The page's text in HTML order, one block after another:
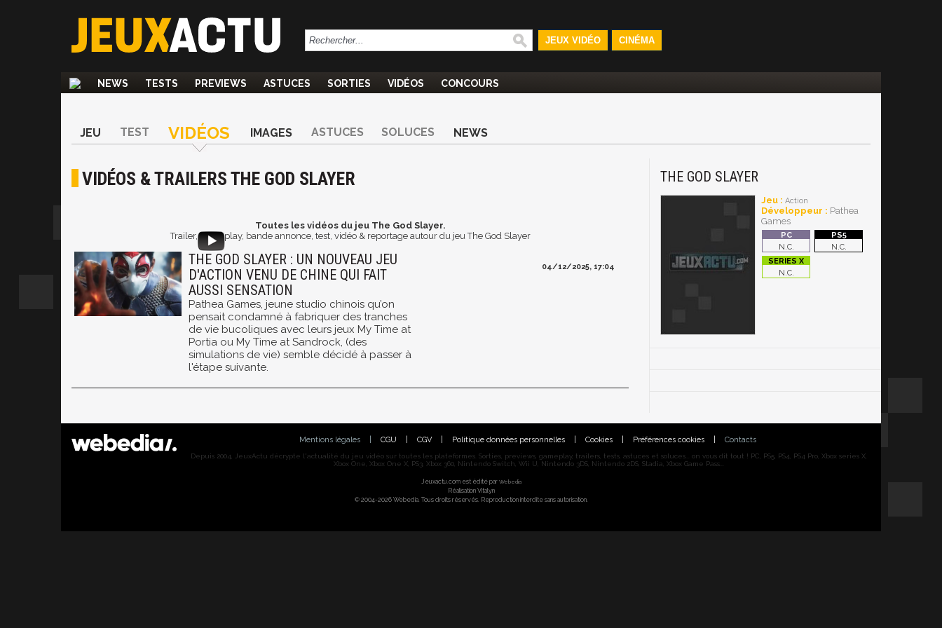
JEUX VIDÉO CINÉMA
NEWS TESTS PREVIEWS ASTUCES SORTIES VIDÉOS CONCOURS
JEU TEST VIDÉOS IMAGES ASTUCES SOLUCES NEWS
VIDÉOS & TRAILERS THE GOD SLAYER
Toutes les vidéos du jeu The God Slayer.
Trailer, gameplay, bande annonce, test, vidéo & reportage autour du jeu The God Slayer
THE GOD SLAYER : UN NOUVEAU JEU
D'ACTION VENU DE CHINE QUI FAIT
AUSSI SENSATION
Pathea Games, jeune studio chinois qu’on
pensait condamné à fabriquer des tranches
de vie bucoliques avec leurs jeux My Time at
Portia ou My Time at Sandrock, (des
simulations de vie) semble décidé à passer à
l'étape suivante.
04/12/2025, 17:04
THE GOD SLAYER
Jeu : Action
Développeur : Pathea
Games
N.C. N.C.
N.C.
Mentions légales CGU CGV Politique données personnelles Cookies Préférences cookies Contacts
Depuis 2004, JeuxActu décrypte l'actualité du jeu vidéo sur toutes les plateformes. Sorties, previews, gameplay, trailers, tests, astuces et soluces... on vous dit tout ! PC, PS5, PS4, PS4 Pro, Xbox series X,
Xbox One, Xbox One X, PS3, Xbox 360, Nintendo Switch, Wii U, Nintendo 3DS, Nintendo 2DS, Stadia, Xbox Game Pass...
Jeuxactu.com est édité par Webedia
Réalisation Vitalyn
© 2004-2026 Webedia. Tous droits réservés. Reproduction interdite sans autorisation.